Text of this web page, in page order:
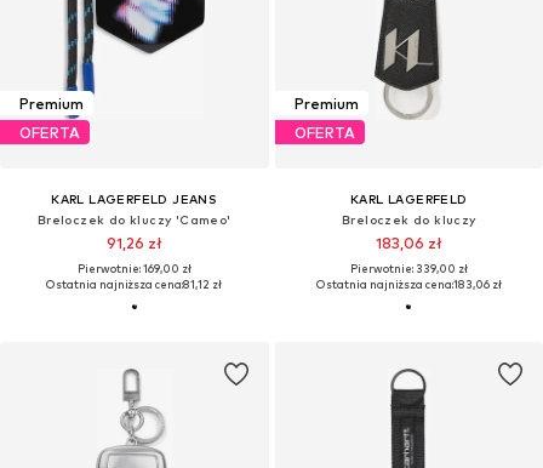
Premium
OFERTA
KARL LAGERFELD JEANS
Breloczek do kluczy 'Cameo'
91,26 zł
Pierwotnie: 169,00 zł
Ostatnia najniższa cena:81,12 zł
Premium
OFERTA
KARL LAGERFELD
Breloczek do kluczy
183,06 zł
Pierwotnie: 339,00 zł
Ostatnia najniższa cena:183,06 zł